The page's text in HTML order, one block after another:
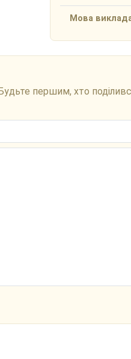
Мова
першим, хто